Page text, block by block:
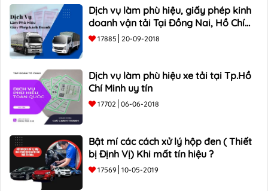
Dịch vụ làm phù hiệu, giấy phép kinh
doanh vận tải Tại Đồng Nai, Hồ Chí
Minh
17885 20-09-2018
Dịch vụ làm phù hiệu xe tải tại Tp.Hồ
Chí Minh uy tín
17702 06-06-2018
Bật mí các cách xử lý hộp đen ( Thiết
bị Định Vị) Khi mất tín hiệu ?
17569 10-05-2019